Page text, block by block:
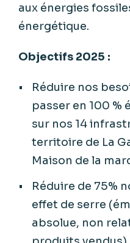
aux énergies
énergétique.
Objectifs 2025 :
Réduire nos
passer en 100 %
sur nos 14
territoire de La
Maison de la
Réduire de 75%
effet de serre
absolue, non